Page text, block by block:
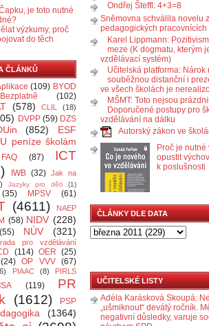
je toto nutné
výzkumy, proč
do těch
ČLÁNKŮ
(109) BYOD
Bezplatně (102)
(578) CLIL (18)
DVPP (59) DZS
(852)
ESF
peníze školám
FAQ (87)
ICT
IWB (32) Jak na
Jazyky pro děti (1)
(35) MPSV (61)
(4611)
NAEP
(58) NIDV (228)
(55) NÚV (321)
pro vzdělávání
(114) OER (25)
(24) OP VVV (67)
PIAAC (8)
PIRLS
(119)
PR
(1612)
PSP
(1364)
Ondřej Šteffl: 4+3=8
Sněmovna schválila novelu
pedagogických pracovnících
Karel Lippmann:
meze (K dogmatu, kterým
vzdělávací systém)
Učitelská platforma: Nárok
souběžnou distanční i
ve všech školách je
MŠMT: Toto nejsou
Doporučené postupy pro
vzdělávání na dálku
Autorský zákon ve
Proč je nutné
opustit
k poslušnosti
ČLÁNKY DLE DATA
UČITELSKÉ LISTY
Adéla Karásková Skoupá:
„ušmiknout“ devátý ročník.
negativní důsledky, varuje